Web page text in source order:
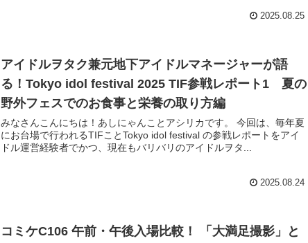
2025.08.25
アイドルヲタク兼元地下アイドルマネージャーが語
る！Tokyo idol festival 2025 TIF参戦レポート1 夏の
野外フェスでのお食事と栄養の取り方編
みなさんこんにちは！あしにゃんことアシリカです。 今回は、毎年夏
にお台場で行われるTIFことTokyo idol festival の参戦レポートをアイ
ドル運営経験者でかつ、現在もバリバリのアイドルヲタ...
2025.08.24
コミケC106 午前・午後入場比較！ 「大満足撮影」と